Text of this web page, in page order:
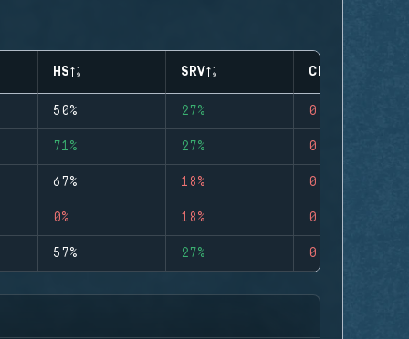
HS SRV CLUTCHES
50% 27% 0
71% 27% 0
67% 18% 0
0% 18% 0
57% 27% 0